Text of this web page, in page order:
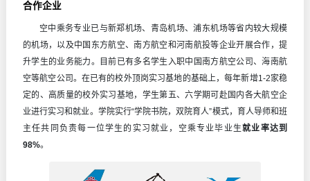
合作企业
空中乘务专业已与新郑机场、青岛机场、浦东机场等省内较大规模
的机场，以及中国东方航空、南方航空和河南航投等企业开展合作，提
升学生的业务能力。目前已有多名学生入职中国南方航空公司、海南航
空等航空公司。在已有的校外顶岗实习基地的基础上，每年新增1-2家稳
定的、高质量的校外实习基地，学生第五、六学期可赴国内各大航空企
业进行实习和就业。学院实行“学院书院，双院育人”模式，育人导师和班
主任共同负责每一位学生的实习就业，空乘专业毕业生就业率达到
98%。